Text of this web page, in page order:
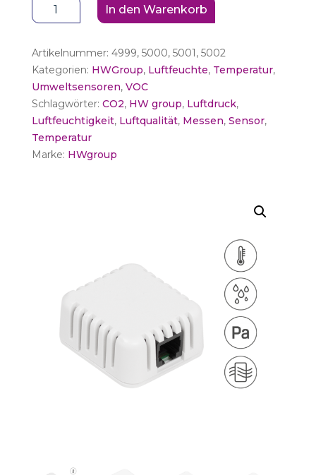
group
Boxen
Menge
In den Warenkorb
Artikelnummer: 4999, 5000, 5001, 5002
Kategorien: HWGroup, Luftfeuchte, Temperatur,
Umweltsensoren, VOC
Schlagwörter: CO2, HW group, Luftdruck,
Luftfeuchtigkeit, Luftqualität, Messen, Sensor,
Temperatur
Marke: HWgroup